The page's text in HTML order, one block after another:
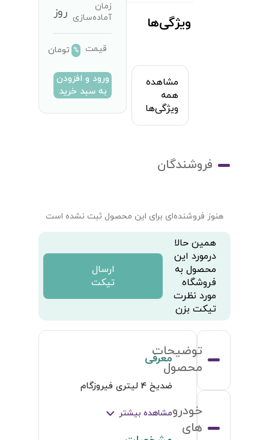
ویژگی‌ها
مشاهده
همه
ویژگی‌ها
زمان
آماده‌سازی روز
قیمت % تومان
ورود و افزودن
به سبد خرید
فروشندگان
هنوز فروشنده‌ای برای این محصول ثبت نشده است
همین حالا
درمورد این
محصول به
فروشگاه
مورد نظرت
تیکت بزن
ارسال
تیکت
توضیحات
محصول
خودرو
های
معرفی
ضدیخ 4 لیتری فیروزگام
مشاهده بیشتر